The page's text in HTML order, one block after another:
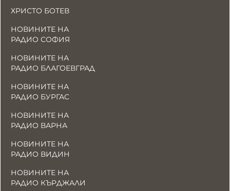
ХРИСТО БОТЕВ
НОВИНИТЕ НА
РАДИО СОФИЯ
НОВИНИТЕ НА
РАДИО БЛАГОЕВГРАД
НОВИНИТЕ НА
РАДИО БУРГАС
НОВИНИТЕ НА
РАДИО ВАРНА
НОВИНИТЕ НА
РАДИО ВИДИН
НОВИНИТЕ НА
РАДИО КЪРДЖАЛИ